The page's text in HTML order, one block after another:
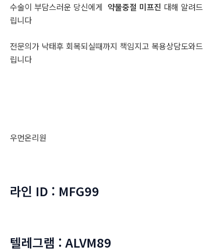
수술이 부담스러운 당신에게 약물중절 미프진 대해 알려드
립니다
전문의가 낙태후 회복되실때까지 책임지고 복용상담도와드
립니다
우먼온리원
라인 ID : MFG99
텔레그램 : ALVM89